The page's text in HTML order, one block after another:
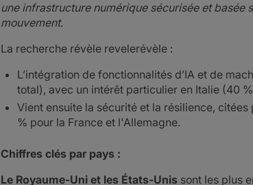
une infrastructure numérique sécurisée et
mouvement.
La recherche révèle revelerévèle :
L’intégration de fonctionnalités d’IA et de
total), avec un intérêt particulier en Italie (40
Vient ensuite la sécurité et la résilience,
% pour la France et l'Allemagne.
Chiffres clés par pays :
Le Royaume-Uni et les États-Unis sont les plus